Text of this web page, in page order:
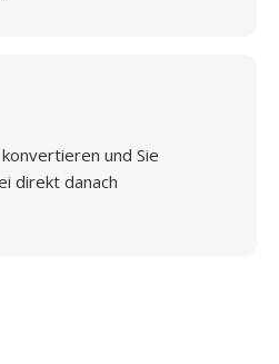
und Sie
direkt danach